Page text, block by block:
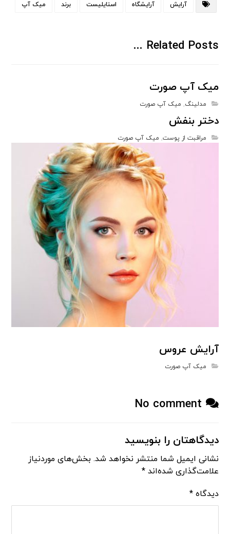
آرایش آرایشگاه استایلیست برند میک آپ
Related Posts ...
میک آپ صورت
مدلینگ, میک آپ صورت
دختر بنفش
مراقبت از پوست, میک آپ صورت
آرایش عروس
میک آپ صورت
No comment
دیدگاهتان را بنویسید
نشانی ایمیل شما منتشر نخواهد شد. بخش‌های موردنیاز
علامت‌گذاری شده‌اند*
دیدگاه*